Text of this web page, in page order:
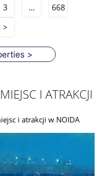
3 …
668
>
>
I ATRAKCJI
i atrakcji w NOIDA